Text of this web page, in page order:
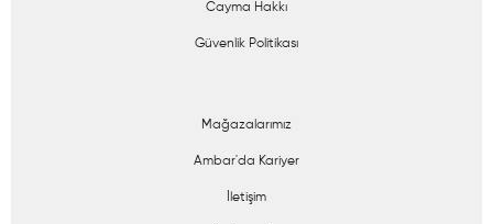
Cayma Hakkı
Güvenlik Politikası
Mağazalarımız
Ambar'da Kariyer
İletişim